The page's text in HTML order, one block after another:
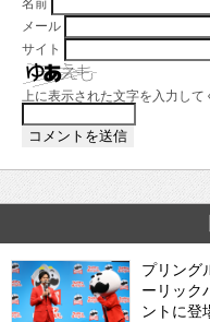
名前
メール
サイト
上に表示された文字を入力して
プリング
ーリック
ントに登